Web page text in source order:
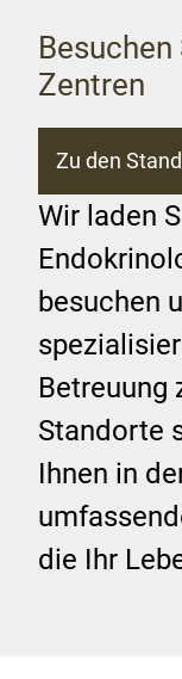
Besuchen
Zentren
Zu den
Wir laden
besuchen
Betreuung
Standorte
Ihnen in
die Ihr